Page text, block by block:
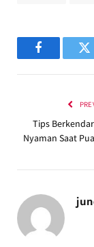
Facebook
Tips
Nyaman Saat